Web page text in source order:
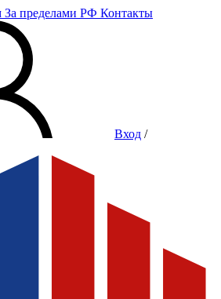
За пределами РФ Контакты
Вход /